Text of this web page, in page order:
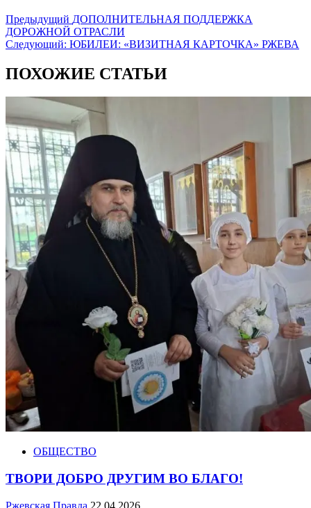
Предыдущий ДОПОЛНИТЕЛЬНАЯ ПОДДЕРЖКА
ДОРОЖНОЙ ОТРАСЛИ
Следующий: ЮБИЛЕИ: «ВИЗИТНАЯ КАРТОЧКА» РЖЕВА
ПОХОЖИЕ СТАТЬИ
ОБЩЕСТВО
ТВОРИ ДОБРО ДРУГИМ ВО БЛАГО!
Ржевская Правда 22.04.2026